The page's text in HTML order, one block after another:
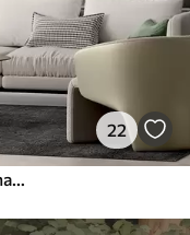
22